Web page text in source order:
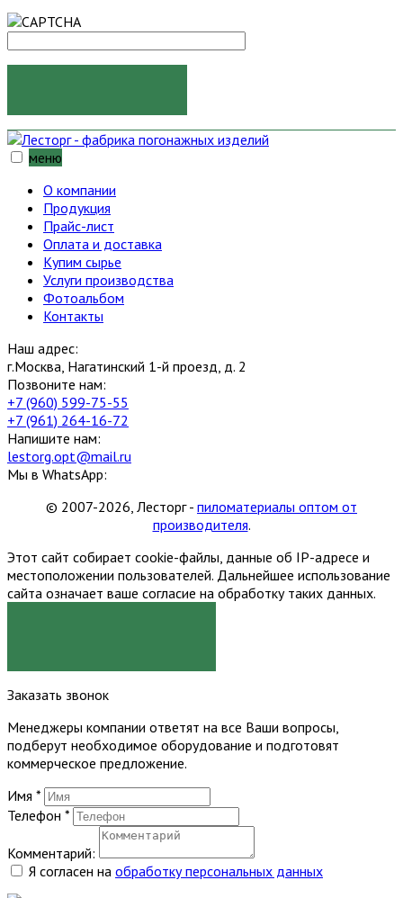
меню
О компании
Продукция
Прайс-лист
Оплата и доставка
Купим сырье
Услуги производства
Фотоальбом
Контакты
Наш адрес:
г.Москва, Нагатинский 1-й проезд, д. 2
Позвоните нам:
+7 (960) 599-75-55
+7 (961) 264-16-72
Напишите нам:
lestorg.opt@mail.ru
Мы в WhatsApp:
© 2007-2026, Лесторг - пиломатериалы оптом от
производителя.
Этот сайт собирает cookie-файлы, данные об IP-адресе и
местоположении пользователей. Дальнейшее использование
сайта означает ваше согласие на обработку таких данных.
Заказать звонок
Менеджеры компании ответят на все Ваши вопросы,
подберут необходимое оборудование и подготовят
коммерческое предложение.
Имя *
Телефон *
Комментарий:
Я согласен на обработку персональных данных